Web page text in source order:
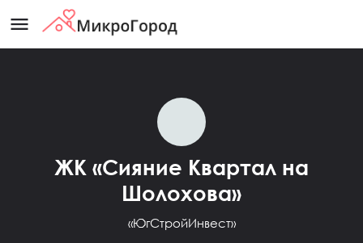
menu
ЖК «Сияние Квартал на
Шолохова»
«ЮгСтройИнвест»